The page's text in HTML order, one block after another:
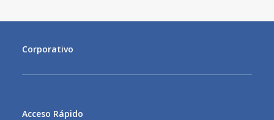
Corporativo
Acceso Rápido